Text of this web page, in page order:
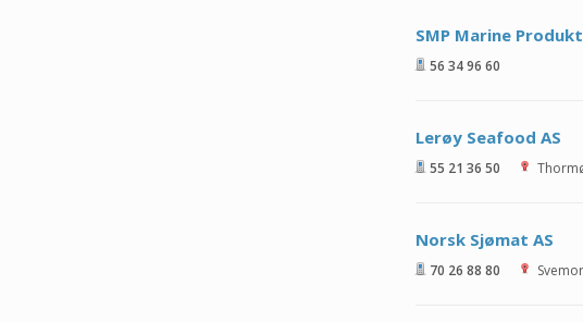
SMP Marine
56 34 96 60
Lerøy Seafood AS
55 21 36 50
Norsk Sjømat AS
70 26 88 80